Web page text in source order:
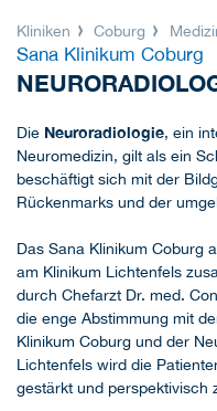
Kliniken Coburg
Sana Klinikum Coburg
Die Neuroradiologie, ein
Neuromedizin, gilt als ein
beschäftigt sich mit der
Rückenmarks und der
Das Sana Klinikum Coburg
am Klinikum Lichtenfels
durch Chefarzt Dr. med.
die enge Abstimmung mit
Klinikum Coburg und der
Lichtenfels wird die
gestärkt und perspektivisch